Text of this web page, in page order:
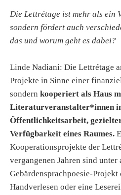
Die Lettrétage ist mehr als ein
sondern fördert auch
das und worum geht es dabei?
Linde Nadiani: Die Lettrétage
Projekte in Sinne einer
sondern kooperiert als Haus
Literaturveranstalter*innen in
Öffentlichkeitsarbeit,
Verfügbarkeit eines Raumes.
Kooperationsprojekte der
vergangenen Jahren sind unter
Gebärdensprachpoesie-
Handverlesen oder eine